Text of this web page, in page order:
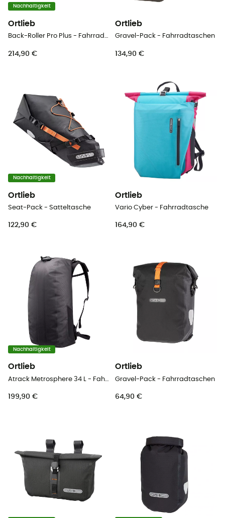
Nachhaltigkeit
Ortlieb
Back-Roller Pro Plus - Fahrradtasche
214,90 €
Ortlieb
Gravel-Pack - Fahrradtaschen
134,90 €
Nachhaltigkeit
Ortlieb
Seat-Pack - Satteltasche
122,90 €
Ortlieb
Vario Cyber - Fahrradtasche
164,90 €
Nachhaltigkeit
Ortlieb
Atrack Metrosphere 34 L - Fahrradtasche
199,90 €
Ortlieb
Gravel-Pack - Fahrradtaschen
64,90 €